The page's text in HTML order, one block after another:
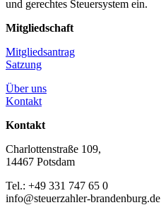
und gerechtes Steuersystem ein.
Mitgliedschaft
Mitgliedsantrag
Satzung
Über uns
Kontakt
Kontakt
Charlottenstraße 109,
14467 Potsdam
Tel.: +49 331 747 65 0
info@steuerzahler-brandenburg.de